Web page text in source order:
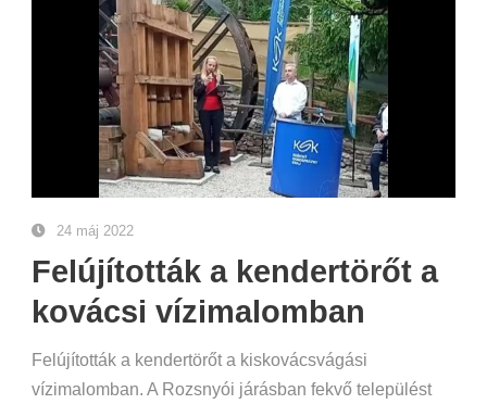
24 máj 2022
Felújították a kendertörőt a
kovácsi vízimalomban
Felújították a kendertörőt a kiskovácsvágási
vízimalomban. A Rozsnyói járásban fekvő települést